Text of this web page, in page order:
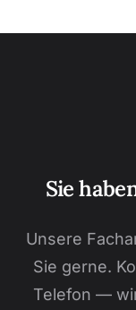
Sie
Unsere
Sie gerne.
Telefon —